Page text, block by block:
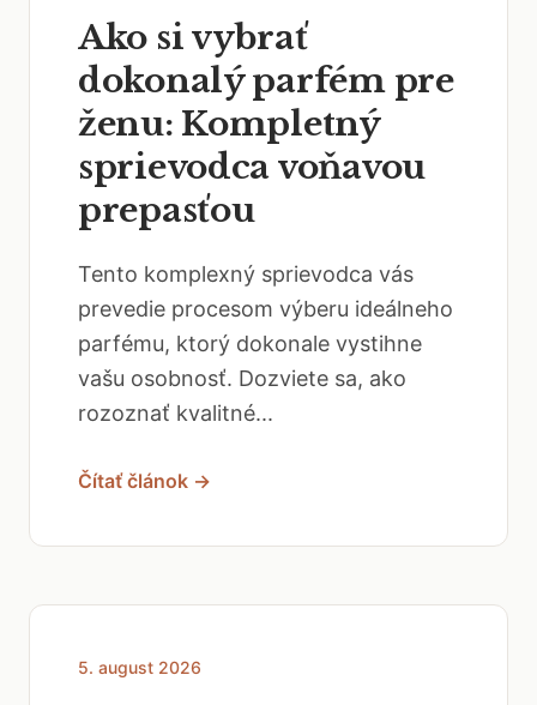
Ako si vybrať
dokonalý parfém pre
ženu: Kompletný
sprievodca voňavou
prepasťou
Tento komplexný sprievodca vás
prevedie procesom výberu ideálneho
parfému, ktorý dokonale vystihne
vašu osobnosť. Dozviete sa, ako
rozoznať kvalitné...
Čítať článok →
5. august 2026